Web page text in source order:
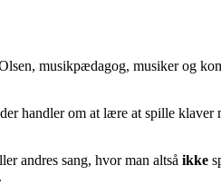
musikpædagog, musiker og
handler om at lære at spille klaver
andres sang, hvor man altså ikke